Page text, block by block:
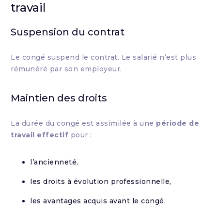
travail
Suspension du contrat
Le congé suspend le contrat. Le salarié n’est plus
rémunéré par son employeur.
Maintien des droits
La durée du congé est assimilée à une période de
travail effectif pour :
l’ancienneté,
les droits à évolution professionnelle,
les avantages acquis avant le congé.